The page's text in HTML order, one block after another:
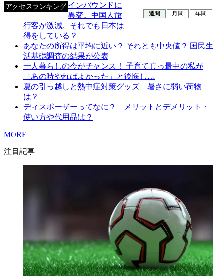
アクセスランキング
週間 月間 年間
インバウンドに
異変。中国人旅
行客が激減。それでも日本は
得をしている？
あなたの所得は平均に近い？ それとも中央値？ 国民生
活基礎調査の結果が公表
一人暮らしの今がチャンス！ 子育て真っ最中の私が
「あの時やればよかった」と後悔し…
夏の引っ越しと熱中症対策グッズ 暑さに弱い荷物
は？
ディスポーザーってなに？ メリットとデメリット・
使い方や代用品は？
MORE
注目記事